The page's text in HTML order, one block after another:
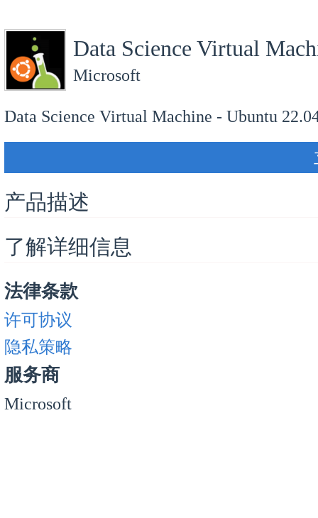
Data Science Virtual
Microsoft
Data Science Virtual Machine - Ubuntu
产品描述
了解详细信息
法律条款
许可协议
隐私策略
服务商
Microsoft